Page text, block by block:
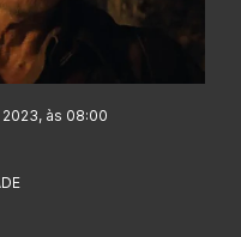
às 08:00